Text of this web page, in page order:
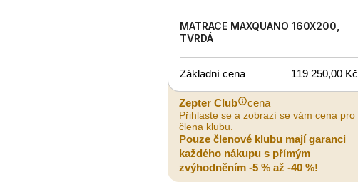
MATRACE MAXQUANO 160X200,
TVRDÁ
Základní cena 119 250,00 Kč
Zepter Club cena
Přihlaste se a zobrazí se vám cena pro
člena klubu.
Pouze členové klubu mají garanci
každého nákupu s přímým
zvýhodněním -5 % až -40 %!